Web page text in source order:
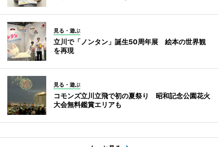
見る・遊ぶ
立川で「ノンタン」誕生50周年展 絵本の世界観
を再現
見る・遊ぶ
コモンズ立川立飛で初の夏祭り 昭和記念公園花火
大会無料鑑賞エリアも